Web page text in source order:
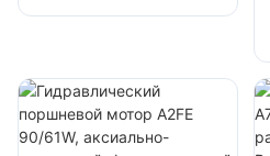
серии HKUS для